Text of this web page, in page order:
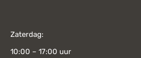
Zaterdag:
10:00 – 17:00 uur